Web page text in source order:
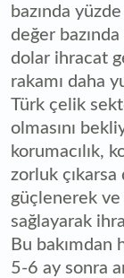
bazında
değer
dolar ihracat
rakamı daha
Türk çelik
olmasını
korumacılık,
zorluk
güçlenerek ve
sağlayarak
Bu bakımdan
5-6 ay sonra